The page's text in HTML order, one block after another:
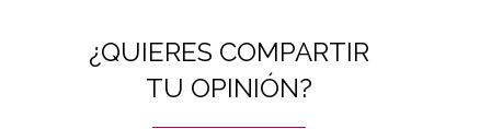
¿QUIERES COMPARTIR
TU OPINIÓN?